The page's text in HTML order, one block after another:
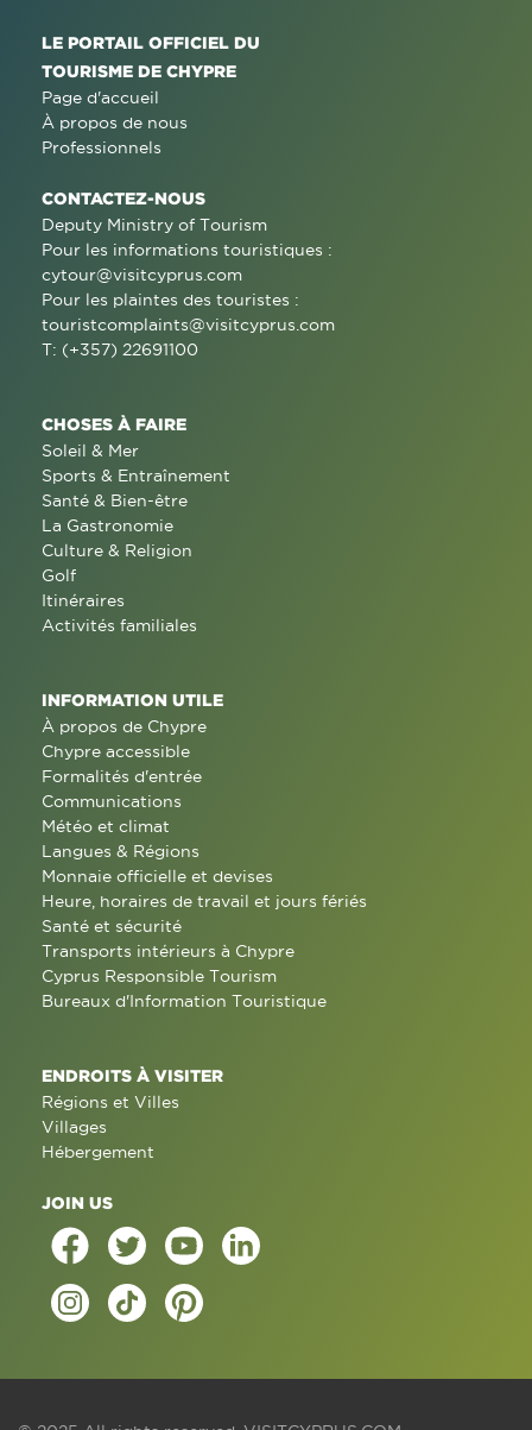
LE PORTAIL OFFICIEL DU
TOURISME DE CHYPRE
Page d'accueil
À propos de nous
Professionnels
CONTACTEZ-NOUS
Deputy Ministry of Tourism
Pour les informations touristiques :
cytour@visitcyprus.com
Pour les plaintes des touristes :
touristcomplaints@visitcyprus.com
T: (+357) 22691100
CHOSES À FAIRE
Soleil & Mer
Sports & Entraînement
Santé & Bien-être
La Gastronomie
Culture & Religion
Golf
Itinéraires
Activités familiales
INFORMATION UTILE
À propos de Chypre
Chypre accessible
Formalités d'entrée
Communications
Météo et climat
Langues & Régions
Monnaie officielle et devises
Heure, horaires de travail et jours fériés
Santé et sécurité
Transports intérieurs à Chypre
Cyprus Responsible Tourism
Bureaux d'Information Touristique
ENDROITS À VISITER
Régions et Villes
Villages
Hébergement
JOIN US